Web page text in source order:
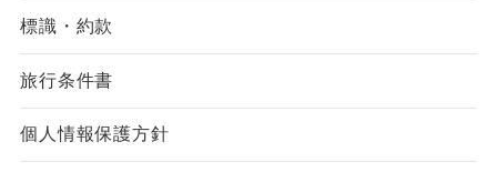
標識・約款
旅行条件書
個人情報保護方針